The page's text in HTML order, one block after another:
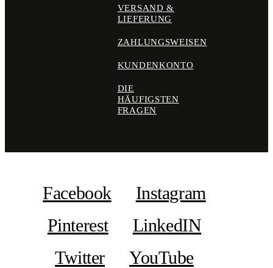
VERSAND &
LIEFERUNG
ZAHLUNGSWEISEN
KUNDENKONTO
DIE
HÄUFIGSTEN
FRAGEN
Facebook
Instagram
Pinterest
LinkedIN
Twitter
YouTube